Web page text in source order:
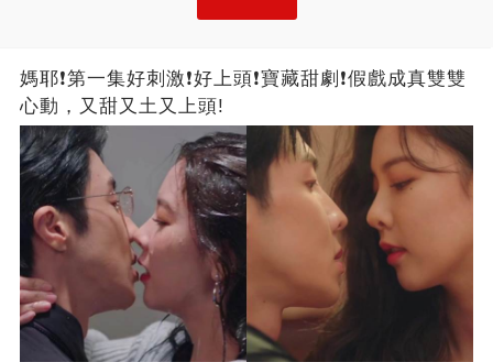
媽耶❗第一集好刺激❗好上頭❗寶藏甜劇❗假戲成真雙雙
心動，又甜又土又上頭!